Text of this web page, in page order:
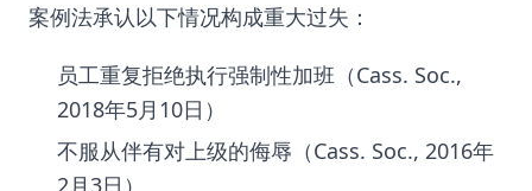
案例法承认以下情况构成重大过失：
员工重复拒绝执行强制性加班（Cass. Soc.,
2018年5月10日）
不服从伴有对上级的侮辱（Cass. Soc., 2016年
2月3日）